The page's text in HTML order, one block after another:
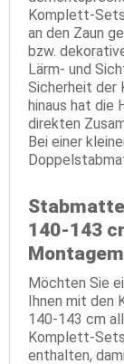
Komplett-
an den Zaun
bzw.
Lärm- und
Sicherheit der
hinaus hat die
direkten
Bei einer
140-143
Möchten Sie
Ihnen mit
140-143 cm
Komplett-
enthalten,